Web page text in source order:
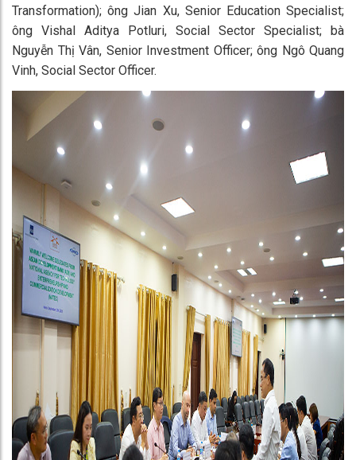
Transformation); ông Jian Xu, Senior Education Specialist;
ông Vishal Aditya Potluri, Social Sector Specialist; bà
Nguyễn Thị Vân, Senior Investment Officer; ông Ngô Quang
Vinh, Social Sector Officer.